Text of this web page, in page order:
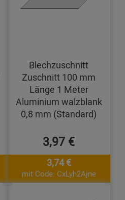
Blechzuschnitt
Zuschnitt 100 mm
Länge 1 Meter
Aluminium walzblank
0,8 mm (Standard)
3,97 €
3,74 €
mit Code: CxLyh2Ajne